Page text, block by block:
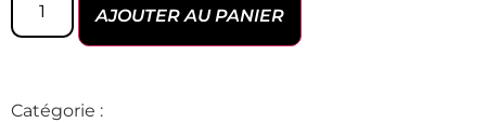
AJOUTER AU PANIER
Catégorie :